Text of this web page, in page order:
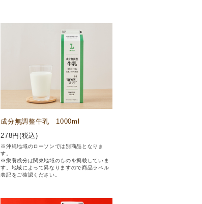
成分無調整牛乳 1000ml
278円(税込)
※沖縄地域のローソンでは別商品となりま
す。
※栄養成分は関東地域のものを掲載していま
す。地域によって異なりますので商品ラベル
表記をご確認ください。